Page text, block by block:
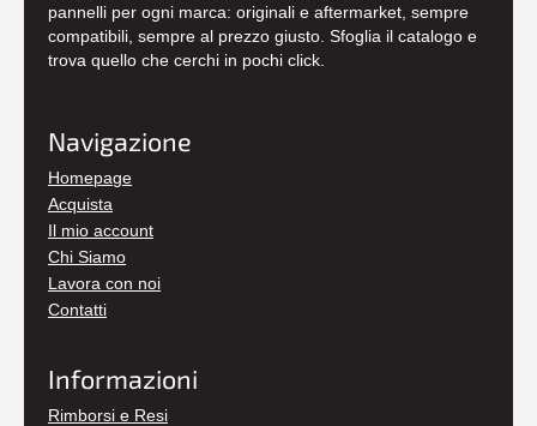
pannelli per ogni marca: originali e aftermarket, sempre
compatibili, sempre al prezzo giusto. Sfoglia il catalogo e
trova quello che cerchi in pochi click.
Navigazione
Homepage
Acquista
Il mio account
Chi Siamo
Lavora con noi
Contatti
Informazioni
Rimborsi e Resi